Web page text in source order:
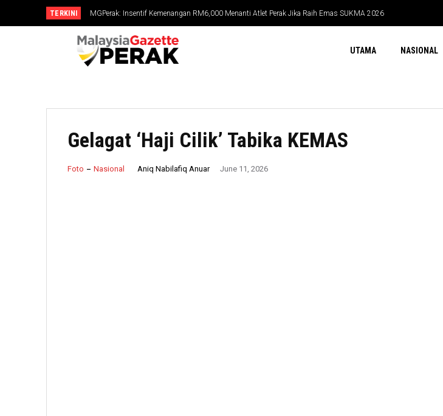
TERKINI MGPerak: Insentif Kemenangan RM6,000 Menanti Atlet Perak Jika Raih Emas SUKMA 2026
MGPerak: Op Bersepadu Khazanah: Rampasan RM56.86 Juta
UTAMA NASIONAL
Gelagat ‘Haji Cilik’ Tabika KEMAS
Foto Nasional Aniq Nabilafiq Anuar June 11, 2026